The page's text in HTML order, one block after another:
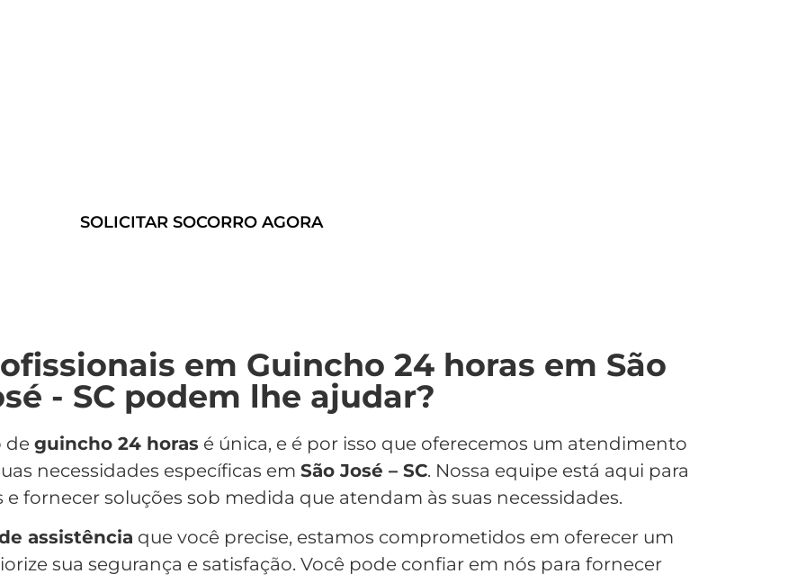
SOLICITAR SOCORRO AGORA
em Guincho 24 horas em São
- SC podem lhe ajudar?
de guincho 24 horas é única, e é por isso que oferecemos um atendimento
necessidades específicas em São José – SC. Nossa equipe está aqui para
fornecer soluções sob medida que atendam às suas necessidades.
assistência que você precise, estamos comprometidos em oferecer um
sua segurança e satisfação. Você pode confiar em nós para fornecer